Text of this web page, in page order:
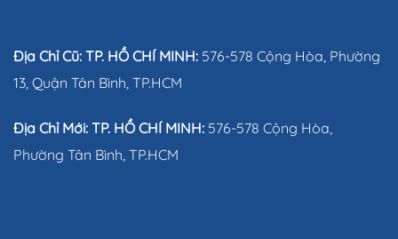
Địa Chỉ Cũ: TP. HỒ CHÍ MINH: 576-578 Cộng Hòa, Phường
13, Quận Tân Bình, TP.HCM
Địa Chỉ Mới: TP. HỒ CHÍ MINH: 576-578 Cộng Hòa,
Phường Tân Bình, TP.HCM